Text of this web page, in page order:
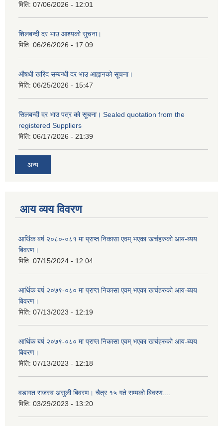
मिति: 07/06/2026 - 12:01
शिलबन्दी दर भाउ आश्यको सुचना।
मिति: 06/26/2026 - 17:09
औषधी खरिद सम्बन्धी दर भाउ आह्वानको सूचना।
मिति: 06/25/2026 - 15:47
सिलबन्दी दर भाउ पत्र को सूचना। Sealed quotation from the
registered Suppliers
मिति: 06/17/2026 - 21:39
अन्य
आय व्यय विवरण
आर्थिक बर्ष २०८०-०८१ मा प्राप्त निकासा एवम् भएका खर्चहरुको आय-ब्यय
बिवरण।
मिति: 07/15/2024 - 12:04
आर्थिक बर्ष २०७९-०८० मा प्राप्त निकासा एवम् भएका खर्चहरुको आय-ब्यय
बिवरण।
मिति: 07/13/2023 - 12:19
आर्थिक बर्ष २०७९-०८० मा प्राप्त निकासा एवम् भएका खर्चहरुको आय-ब्यय
बिवरण।
मिति: 07/13/2023 - 12:18
वडागत राजस्व असुली बिवरण। चैत्र १५ गते सम्मको बिवरण....
मिति: 03/29/2023 - 13:20